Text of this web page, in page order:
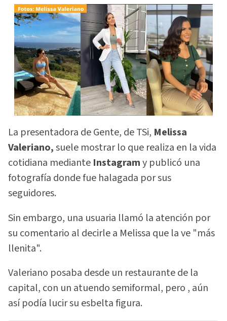
La presentadora de Gente, de TSi, Melissa
Valeriano,suele mostrar lo que realiza en la vida
cotidiana mediante Instagramy publicó una
fotografía donde fue halagada por sus
seguidores.
Sin embargo, una usuaria llamó la atención por
su comentario al decirle a Melissa que la ve "más
llenita".
Valeriano posaba desde un restaurante de la
capital, con un atuendo semiformal, pero , aún
así podía lucir su esbelta figura.